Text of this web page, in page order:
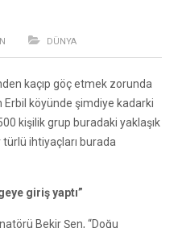
DÜNYA
kaçıp göç etmek zorunda
Erbil köyünde şimdiye kadarki
kişilik grup buradaki yaklaşık
ihtiyaçları burada
giriş yaptı”
Bekir Şen, “Doğu